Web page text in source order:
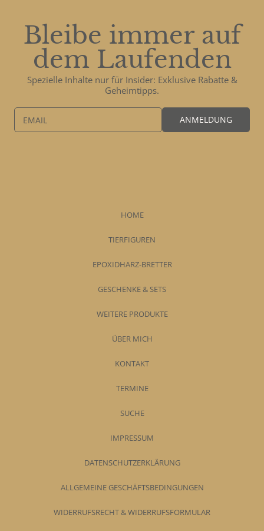
Bleibe immer auf
dem Laufenden
Spezielle Inhalte nur für Insider: Exklusive Rabatte &
Geheimtipps.
EMAIL ANMELDUNG
HOME
TIERFIGUREN
EPOXIDHARZ-BRETTER
GESCHENKE & SETS
WEITERE PRODUKTE
ÜBER MICH
KONTAKT
TERMINE
SUCHE
IMPRESSUM
DATENSCHUTZERKLÄRUNG
ALLGEMEINE GESCHÄFTSBEDINGUNGEN
WIDERRUFSRECHT & WIDERRUFSFORMULAR